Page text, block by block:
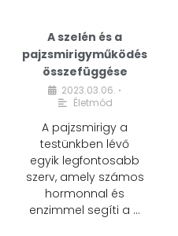
A szelén és a
pajzsmirigyműködés
összefüggése
2023.03.06. •
Életmód
A pajzsmirigy a
testünkben lévő
egyik legfontosabb
szerv, amely számos
hormonnal és
enzimmel segíti a …